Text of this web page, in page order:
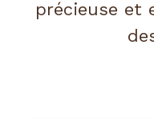
précieuse et